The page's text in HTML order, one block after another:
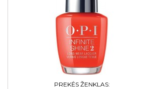
PREKĖS ŽENKLAS: